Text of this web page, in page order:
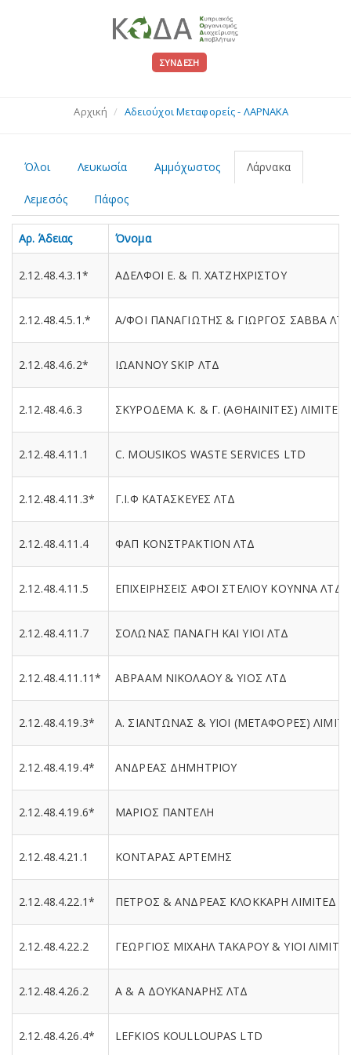
ΣΎΝΔΕΣΗ
Αρχική Αδειούχοι Μεταφορείς - ΛΑΡΝΑΚΑ
Όλοι Λευκωσία Αμμόχωστος Λάρνακα
Λεμεσός Πάφος
Αρ. Άδειας Όνομα
2.12.48.4.3.1* ΑΔΕΛΦΟΙ Ε. & Π. ΧΑΤΖΗΧΡΙΣΤΟΥ
2.12.48.4.5.1.* A/ΦΟΙ ΠΑΝΑΓΙΩΤΗΣ & ΓΙΩΡΓΟΣ ΣΑΒΒΑ ΛΤΔ
2.12.48.4.6.2* ΙΩΑΝΝΟΥ SKIP ΛΤΔ
2.12.48.4.6.3 ΣΚΥΡΟΔΕΜΑ Κ. & Γ. (ΑΘΗΑΙΝΙΤΕΣ) ΛΙΜΙΤΕΔ
2.12.48.4.11.1 C. MOUSIKOS WASTE SERVICES LTD
2.12.48.4.11.3* Γ.Ι.Φ ΚΑΤΑΣΚΕΥΕΣ ΛΤΔ
2.12.48.4.11.4 ΦΑΠ ΚΟΝΣΤΡΑΚΤΙΟΝ ΛΤΔ
2.12.48.4.11.5 ΕΠΙΧΕΙΡΗΣΕΙΣ ΑΦΟΙ ΣΤΕΛΙΟΥ ΚΟΥΝΝΑ ΛΤΔ
2.12.48.4.11.7 ΣΟΛΩΝΑΣ ΠΑΝΑΓΗ ΚΑΙ ΥΙΟΙ ΛΤΔ
2.12.48.4.11.11* ΑΒΡΑΑΜ ΝΙΚΟΛΑΟΥ & ΥΙΟΣ ΛΤΔ
2.12.48.4.19.3* Α. ΣΙΑΝΤΩΝΑΣ & ΥΙΟΙ (ΜΕΤΑΦΟΡΕΣ)
2.12.48.4.19.4* ΑΝΔΡΕΑΣ ΔΗΜΗΤΡΙΟΥ
2.12.48.4.19.6* ΜΑΡΙΟΣ ΠΑΝΤΕΛΗ
2.12.48.4.21.1 ΚΟΝΤΑΡΑΣ ΑΡΤΕΜΗΣ
2.12.48.4.22.1* ΠΕΤΡΟΣ & ΑΝΔΡΕΑΣ ΚΛΟΚΚΑΡΗ ΛΙΜΙΤΕΔ
2.12.48.4.22.2 ΓΕΩΡΓΙΟΣ ΜΙΧΑΗΛ ΤΑΚΑΡΟΥ & ΥΙΟΙ
2.12.48.4.26.2 A & A ΔΟΥΚΑΝΑΡΗΣ ΛΤΔ
2.12.48.4.26.4* LEFKIOS KOULLOUPAS LTD